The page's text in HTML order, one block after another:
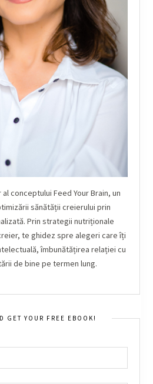
conceptului Feed Your Brain, un
sănătății creierului prin
Prin strategii nutriționale
te ghidez spre alegeri care îți
îmbunătățirea relației cu
de bine pe termen lung.
GET YOUR FREE EBOOK!